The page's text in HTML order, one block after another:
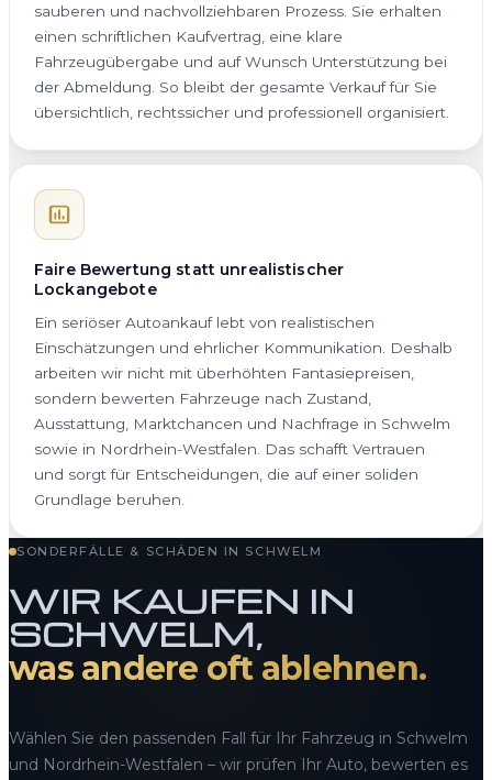
sauberen und nachvollziehbaren Prozess. Sie erhalten
einen schriftlichen Kaufvertrag, eine klare
Fahrzeugübergabe und auf Wunsch Unterstützung bei
der Abmeldung. So bleibt der gesamte Verkauf für Sie
übersichtlich, rechtssicher und professionell organisiert.
Faire Bewertung statt unrealistischer
Lockangebote
Ein seriöser Autoankauf lebt von realistischen
Einschätzungen und ehrlicher Kommunikation. Deshalb
arbeiten wir nicht mit überhöhten Fantasiepreisen,
sondern bewerten Fahrzeuge nach Zustand,
Ausstattung, Marktchancen und Nachfrage in Schwelm
sowie in Nordrhein-Westfalen. Das schafft Vertrauen
und sorgt für Entscheidungen, die auf einer soliden
Grundlage beruhen.
SONDERFÄLLE & SCHÄDEN IN SCHWELM
WIR KAUFEN IN
SCHWELM,
was andere oft ablehnen.
Wählen Sie den passenden Fall für Ihr Fahrzeug in Schwelm
und Nordrhein-Westfalen – wir prüfen Ihr Auto, bewerten es